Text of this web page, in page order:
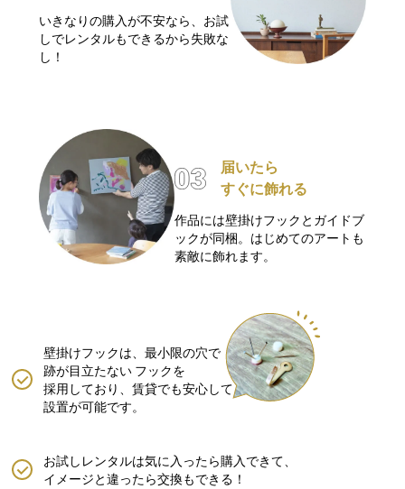
いきなりの購入が不安なら、お試
しでレンタルもできるから失敗な
し！
届いたら
すぐに飾れる
作品には壁掛けフックとガイドブ
ックが同梱。はじめてのアートも
素敵に飾れます。
壁掛けフックは、最小限の穴で
跡が目立たない フックを
採用しており、賃貸でも安心して
設置が可能です。
お試しレンタルは気に入ったら購入できて、
イメージと違ったら交換もできる！